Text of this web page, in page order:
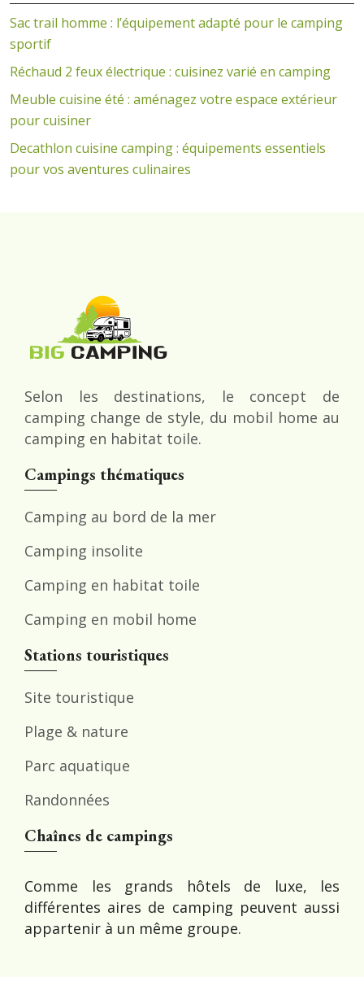
Sac trail homme : l’équipement adapté pour le camping
sportif
Réchaud 2 feux électrique : cuisinez varié en camping
Meuble cuisine été : aménagez votre espace extérieur
pour cuisiner
Decathlon cuisine camping : équipements essentiels
pour vos aventures culinaires
Selon les destinations, le concept de
camping change de style, du mobil home au
camping en habitat toile.
Campings thématiques
Camping au bord de la mer
Camping insolite
Camping en habitat toile
Camping en mobil home
Stations touristiques
Site touristique
Plage & nature
Parc aquatique
Randonnées
Chaînes de campings
Comme les grands hôtels de luxe, les
différentes aires de camping peuvent aussi
appartenir à un même groupe.